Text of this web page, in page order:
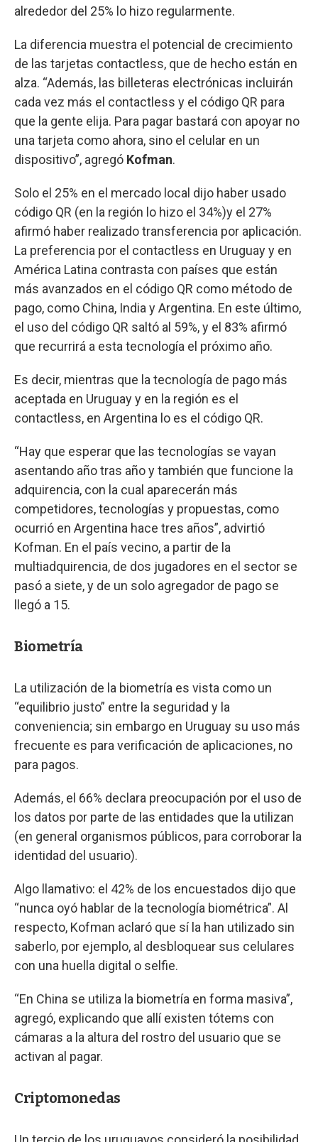
alrededor del 25% lo hizo regularmente.
La diferencia muestra el potencial de crecimiento
de las tarjetas contactless, que de hecho están en
alza. “Además, las billeteras electrónicas incluirán
cada vez más el contactless y el código QR para
que la gente elija. Para pagar bastará con apoyar no
una tarjeta como ahora, sino el celular en un
dispositivo”, agregó Kofman.
Solo el 25% en el mercado local dijo haber usado
código QR (en la región lo hizo el 34%)y el 27%
afirmó haber realizado transferencia por aplicación.
La preferencia por el contactless en Uruguay y en
América Latina contrasta con países que están
más avanzados en el código QR como método de
pago, como China, India y Argentina. En este último,
el uso del código QR saltó al 59%, y el 83% afirmó
que recurrirá a esta tecnología el próximo año.
Es decir, mientras que la tecnología de pago más
aceptada en Uruguay y en la región es el
contactless, en Argentina lo es el código QR.
“Hay que esperar que las tecnologías se vayan
asentando año tras año y también que funcione la
adquirencia, con la cual aparecerán más
competidores, tecnologías y propuestas, como
ocurrió en Argentina hace tres años”, advirtió
Kofman. En el país vecino, a partir de la
multiadquirencia, de dos jugadores en el sector se
pasó a siete, y de un solo agregador de pago se
llegó a 15.
Biometría
La utilización de la biometría es vista como un
“equilibrio justo” entre la seguridad y la
conveniencia; sin embargo en Uruguay su uso más
frecuente es para verificación de aplicaciones, no
para pagos.
Además, el 66% declara preocupación por el uso de
los datos por parte de las entidades que la utilizan
(en general organismos públicos, para corroborar la
identidad del usuario).
Algo llamativo: el 42% de los encuestados dijo que
“nunca oyó hablar de la tecnología biométrica”. Al
respecto, Kofman aclaró que sí la han utilizado sin
saberlo, por ejemplo, al desbloquear sus celulares
con una huella digital o selfie.
“En China se utiliza la biometría en forma masiva”,
agregó, explicando que allí existen tótems con
cámaras a la altura del rostro del usuario que se
activan al pagar.
Criptomonedas